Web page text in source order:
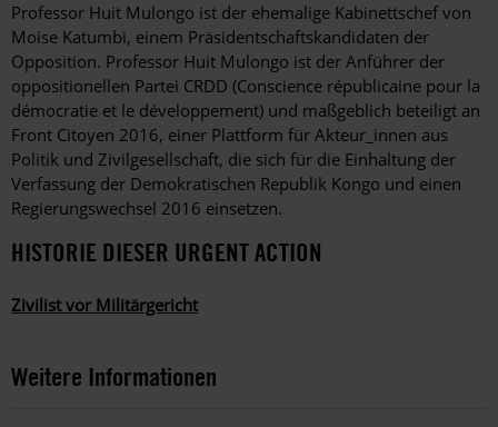
Professor Huit Mulongo ist der ehemalige Kabinettschef von
Moise Katumbi, einem Präsidentschaftskandidaten der
Opposition. Professor Huit Mulongo ist der Anführer der
oppositionellen Partei CRDD (Conscience républicaine pour la
démocratie et le développement) und maßgeblich beteiligt an
Front Citoyen 2016, einer Plattform für Akteur_innen aus
Politik und Zivilgesellschaft, die sich für die Einhaltung der
Verfassung der Demokratischen Republik Kongo und einen
Regierungswechsel 2016 einsetzen.
HISTORIE DIESER URGENT ACTION
Zivilist vor Militärgericht
Weitere Informationen